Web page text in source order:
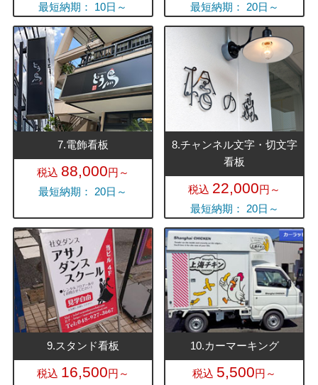
最短納期： 10日～
最短納期： 20日～
7.電飾看板
税込 88,000円～
最短納期： 20日～
8.チャンネル文字・切文字
看板
税込 22,000円～
最短納期： 20日～
9.スタンド看板
税込 16,500円～
10.カーマーキング
税込 5,500円～